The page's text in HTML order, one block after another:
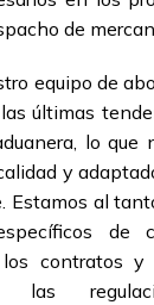
de
equipo de
últimas
lo que
y
Estamos al
de
contratos y
las